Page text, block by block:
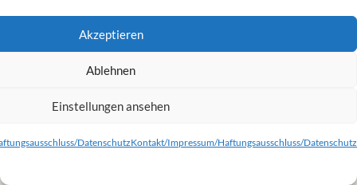
Akzeptieren
Ablehnen
Einstellungen ansehen
DatenschutzKontakt/Impressum/Haftungsausschluss/Datenschutz
Netzsperren: Grüne kritisieren
Veröffentlicht unterDatenschutz
Bei der Abstimmung um das Gesetz zur Sperrung von